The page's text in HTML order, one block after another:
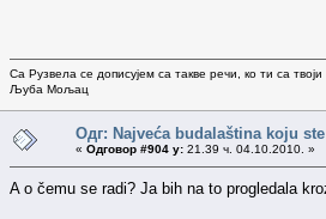
Са Рузвела се дописујем са такве речи, ко ти са
Љуба Мољац
Одг: Najveća budalaština koju
« Одговор #904 у: 21.39 ч. 04.10.2010. »
A o čemu se radi? Ja bih na to progledala